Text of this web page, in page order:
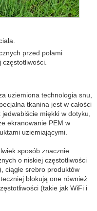
przed polami
uziemiona technologia snu,
tkanina jest w całości
miękki w dotyku,
ekranowanie PEM w
uziemiającymi.
sposób znacznie
o niskiej częstotliwości
ciągłe srebro produktów
blokują one również
(takie jak WiFi i